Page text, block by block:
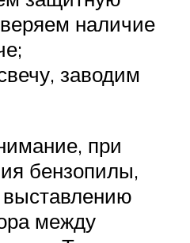
наличие
заводим
при
бензопилы,
выставлению
между